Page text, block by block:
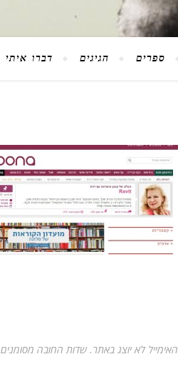
ספרים הגיגים דברו איתי
האימייל לא יוצג באתר. שדות החובה מסומנים